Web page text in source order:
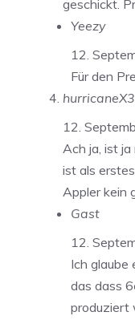
geschickt.
Yeezy
12.
Für den
hurricaneX3
12.
Ach ja, ist
ist als
Appler kein
Gast
12.
Ich glaube
das dass
produziert